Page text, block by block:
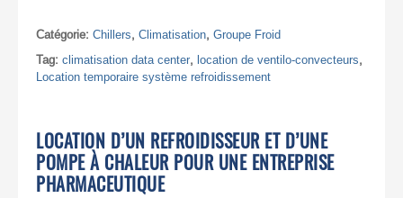
Catégorie: Chillers, Climatisation, Groupe Froid
Tag: climatisation data center, location de ventilo-convecteurs,
Location temporaire système refroidissement
LOCATION D’UN REFROIDISSEUR ET D’UNE
POMPE À CHALEUR POUR UNE ENTREPRISE
PHARMACEUTIQUE